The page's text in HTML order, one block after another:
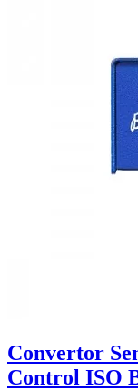
Convertor
Control ISO